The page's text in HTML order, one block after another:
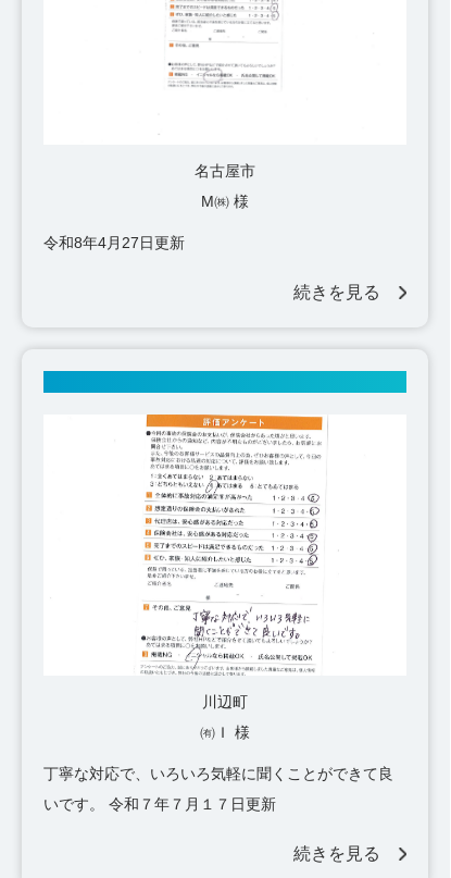
名古屋市
M㈱ 様
令和8年4月27日更新
続きを見る
川辺町
㈲Ｉ 様
丁寧な対応で、いろいろ気軽に聞くことができて良
いです。 令和７年７月１７日更新
続きを見る